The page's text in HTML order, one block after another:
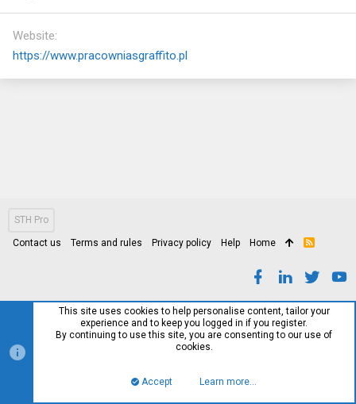
Website
https://www.pracowniasgraffito.pl
STH Pro
Contact us Terms and rules Privacy policy Help Home
R
This site uses cookies to help personalise content, tailor your
experience and to keep you logged in if you register.
By continuing to use this site, you are consenting to our use of
cookies.
Accept Learn more…